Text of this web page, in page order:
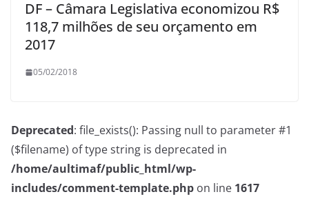
DF – Câmara Legislativa economizou R$
118,7 milhões de seu orçamento em
2017
05/02/2018
Deprecated: file_exists(): Passing null to parameter #1
($filename) of type string is deprecated in
/home/aultimaf/public_html/wp-
includes/comment-template.php on line 1617